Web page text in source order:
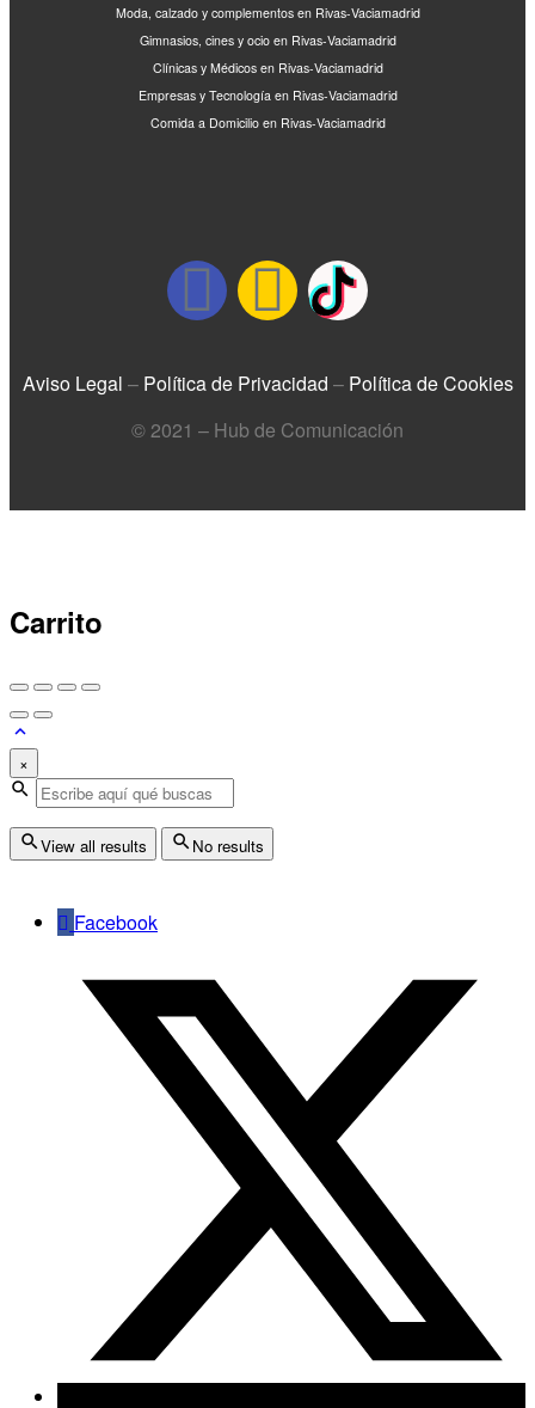
Moda, calzado y complementos en Rivas-Vaciamadrid
Gimnasios, cines y ocio en Rivas-Vaciamadrid
Clínicas y Médicos en Rivas-Vaciamadrid
Empresas y Tecnología en Rivas-Vaciamadrid
Comida a Domicilio en Rivas-Vaciamadrid
Aviso Legal – Política de Privacidad – Política de Cookies
© 2021 – Hub de Comunicación
Carrito
×
View all results No results
Facebook